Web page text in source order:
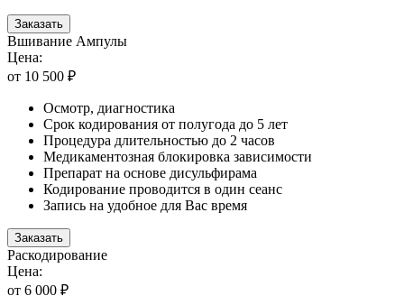
Заказать
Вшивание Ампулы
Цена:
от 10 500 ₽
Осмотр, диагностика
Срок кодирования от полугода до 5 лет
Процедура длительностью до 2 часов
Медикаментозная блокировка зависимости
Препарат на основе дисульфирама
Кодирование проводится в один сеанс
Запись на удобное для Вас время
Заказать
Раскодирование
Цена:
от 6 000 ₽